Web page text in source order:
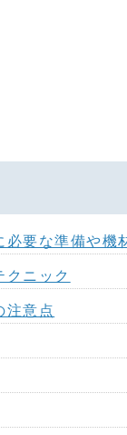
必要な準備や機
クニック
注意点